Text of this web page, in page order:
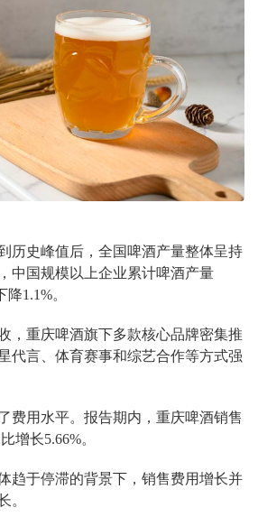
历史峰值后，全国啤酒产量整体呈持
中国规模以上企业累计啤酒产量
1.1%。
，重庆啤酒旗下多款核心品牌密集推
代言、体育赛事和综艺合作等方式强
费用水平。报告期内，重庆啤酒销售
增长5.66%。
趋于停滞的背景下，销售费用增长并
。